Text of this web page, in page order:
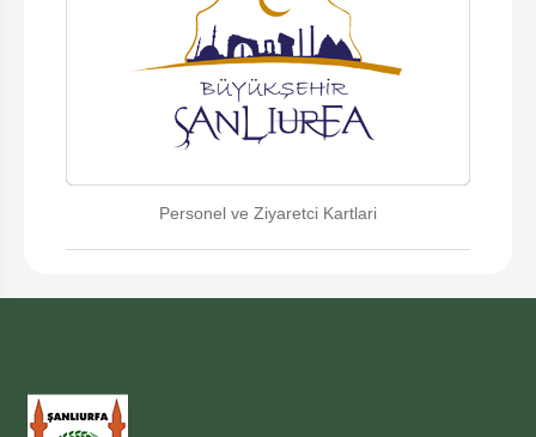
Personel ve Ziyaretci Kartlari